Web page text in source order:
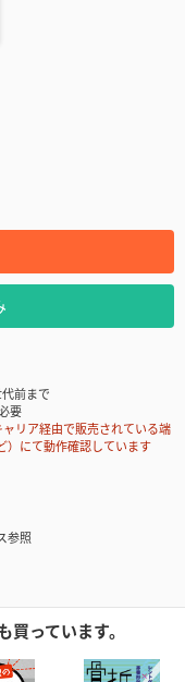
前まで
要
リア経由で販売されている端
）にて動作確認しています
参照
っています。